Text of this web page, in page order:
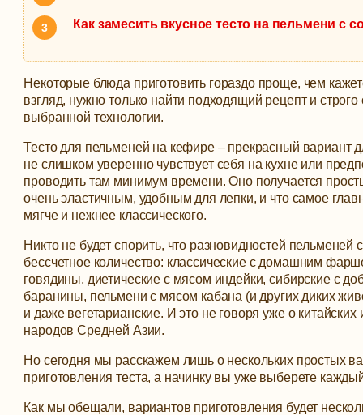
Как замесить вкусное тесто на пельмени с
Некоторые блюда приготовить гораздо проще, чем
взгляд, нужно только найти подходящий рецепт и строго
выбранной технологии.
Тесто для пельменей на кефире – прекрасный вариант
не слишком уверенно чувствует себя на кухне или
проводить там минимум времени.Оно получается
очень эластичным, удобным для лепки, и что самое
мягче и нежнее классического.
Никто не будет спорить, что разновидностей пельменей
бессчетное количество: классические с домашним
говядины, диетические с мясом индейки, сибирские с
баранины, пельмени с мясом кабана (и других диких
и даже вегетарианские. И это не говоря уже о
народов Средней Азии.
Но сегодня мы расскажем лишь о нескольких простых
приготовления теста, а начинку вы уже выберете
Как мы обещали, вариантов приготовления будет